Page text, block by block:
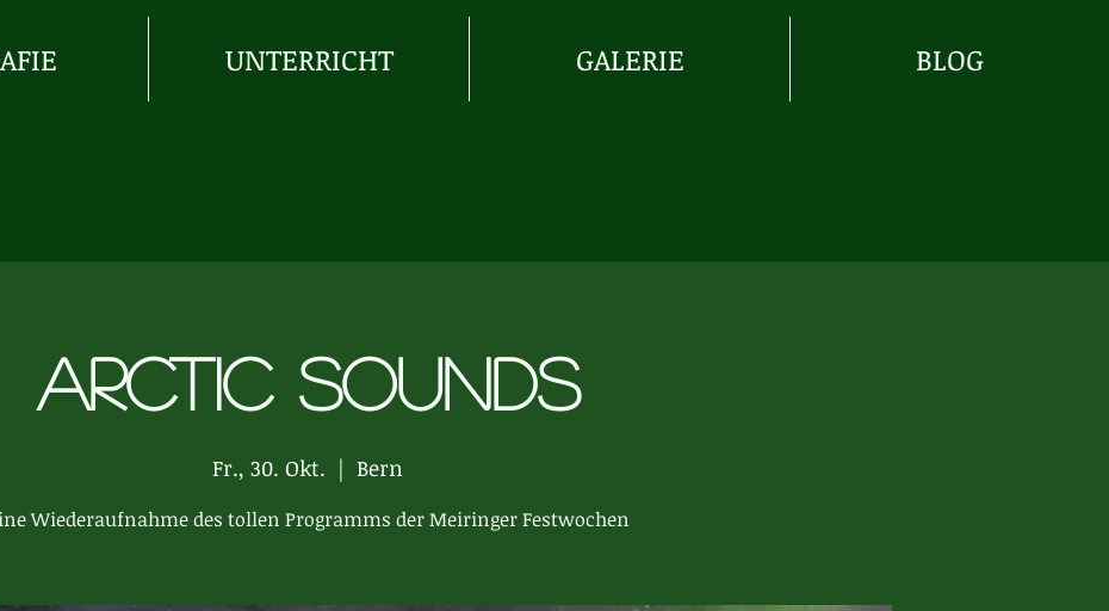
UNTERRICHT GALERIE BLOG
Arctic sounds
Fr., 30. Okt.
  |
Bern
Wiederaufnahme des tollen Programms der Meiringer Festwochen